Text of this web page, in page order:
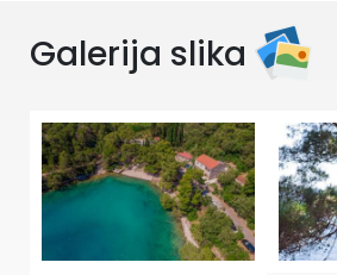
Galerija slika